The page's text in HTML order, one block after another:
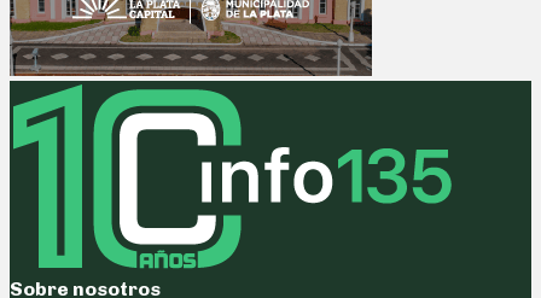
Sobre nosotros